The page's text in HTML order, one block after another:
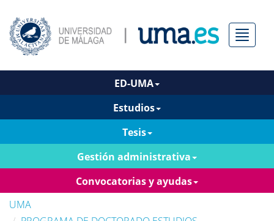
Menú
ED-UMA
Estudios
Tesis
Gestión administrativa
Convocatorias y ayudas
UMA